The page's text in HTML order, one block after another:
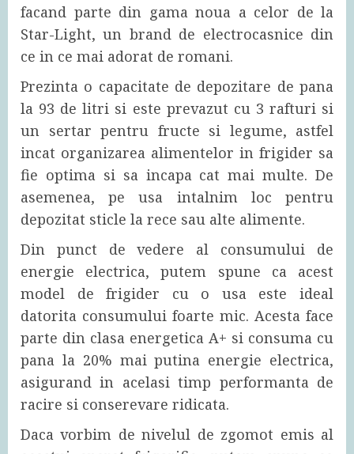
facand parte din gama noua a celor de la
Star-Light, un brand de electrocasnice din
ce in ce mai adorat de romani.
Prezinta o capacitate de depozitare de pana
la 93 de litri si este prevazut cu 3 rafturi si
un sertar pentru fructe si legume, astfel
incat organizarea alimentelor in frigider sa
fie optima si sa incapa cat mai multe. De
asemenea, pe usa intalnim loc pentru
depozitat sticle la rece sau alte alimente.
Din punct de vedere al consumului de
energie electrica, putem spune ca acest
model de frigider cu o usa este ideal
datorita consumului foarte mic. Acesta face
parte din clasa energetica A+ si consuma cu
pana la 20% mai putina energie electrica,
asigurand in acelasi timp performanta de
racire si conserevare ridicata.
Daca vorbim de nivelul de zgomot emis al